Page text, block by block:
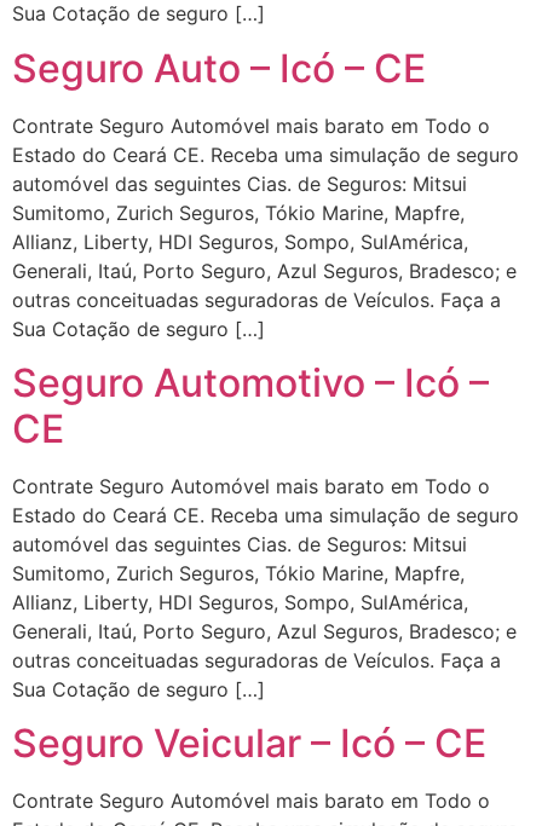
Sua Cotação de seguro […]
Seguro Auto – Icó – CE
Contrate Seguro Automóvel mais barato em Todo o
Estado do Ceará CE. Receba uma simulação de seguro
automóvel das seguintes Cias. de Seguros: Mitsui
Sumitomo, Zurich Seguros, Tókio Marine, Mapfre,
Allianz, Liberty, HDI Seguros, Sompo, SulAmérica,
Generali, Itaú, Porto Seguro, Azul Seguros, Bradesco; e
outras conceituadas seguradoras de Veículos. Faça a
Sua Cotação de seguro […]
Seguro Automotivo – Icó –
CE
Contrate Seguro Automóvel mais barato em Todo o
Estado do Ceará CE. Receba uma simulação de seguro
automóvel das seguintes Cias. de Seguros: Mitsui
Sumitomo, Zurich Seguros, Tókio Marine, Mapfre,
Allianz, Liberty, HDI Seguros, Sompo, SulAmérica,
Generali, Itaú, Porto Seguro, Azul Seguros, Bradesco; e
outras conceituadas seguradoras de Veículos. Faça a
Sua Cotação de seguro […]
Seguro Veicular – Icó – CE
Contrate Seguro Automóvel mais barato em Todo o